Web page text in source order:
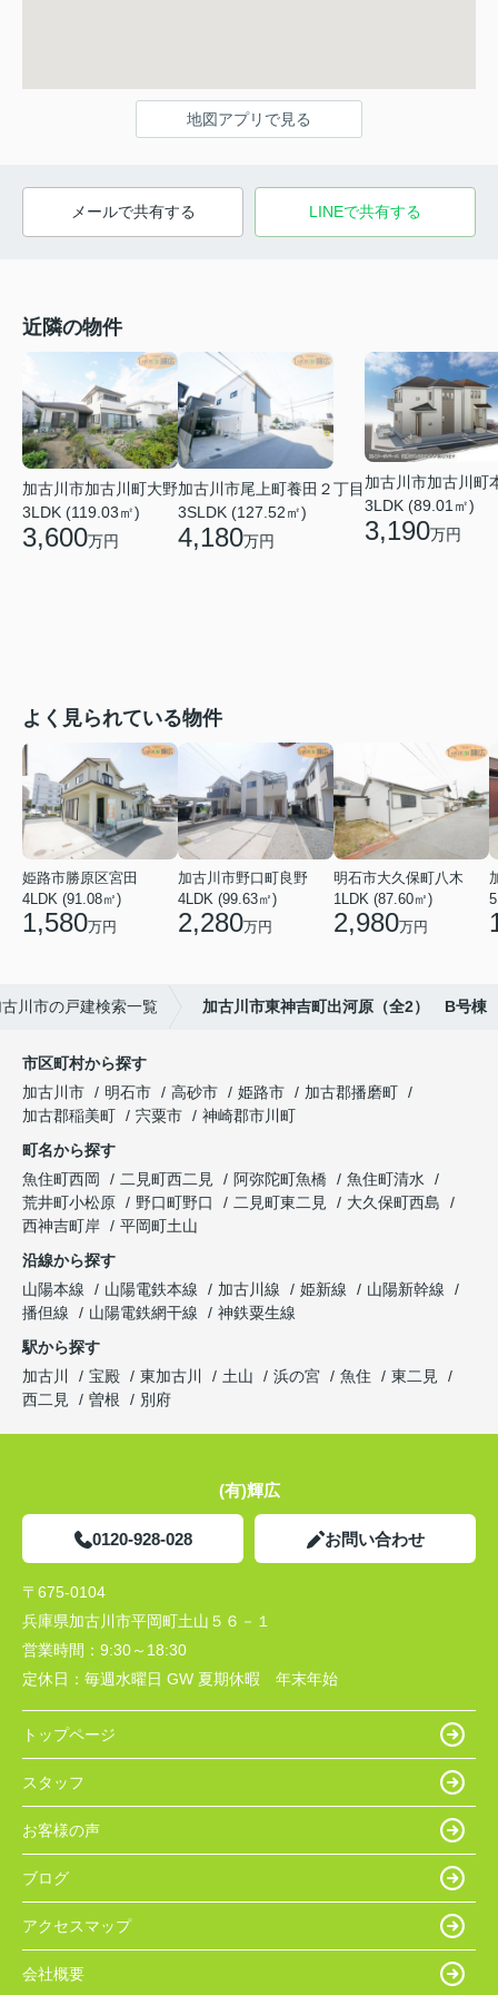
地図アプリで見る
メールで共有する LINEで共有する
近隣の物件
加古川市加古川町大野
3LDK (119.03㎡)
3,600万円
加古川市尾上町養田２丁目
3SLDK (127.52㎡)
4,180万円
加古川市加古川町
3LDK (89.01㎡)
3,190万円
よく見られている物件
姫路市勝原区宮田
4LDK (91.08㎡)
1,580万円
加古川市野口町良野
4LDK (99.63㎡)
2,280万円
明石市大久保町八木
1LDK (87.60㎡)
2,980万円
川市の戸建検索一覧 加古川市東神吉町出河原（全2） B号棟
市区町村から探す
加古川市
明石市 高砂市 姫路市
加古郡播磨町
加古郡稲美町
宍粟市
神崎郡市川町
町名から探す
魚住町西岡
二見町西二見 阿弥陀町魚橋
魚住町清水
荒井町小松原
野口町野口 二見町東二見
大久保町西島
西神吉町岸
平岡町土山
沿線から探す
山陽本線
山陽電鉄本線 加古川線 姫新線
山陽新幹線
播但線
山陽電鉄網干線
神鉄粟生線
駅から探す
加古川
宝殿 東加古川 土山 浜の宮 魚住
東二見
西二見
曽根 別府
(有)輝広
0120-928-028 お問い合わせ
〒675-0104
兵庫県加古川市平岡町土山５６－１
営業時間： 9:30～18:30
定休日： 毎週水曜日 GW 夏期休暇 年末年始
トップページ
スタッフ
お客様の声
ブログ
アクセスマップ
会社概要